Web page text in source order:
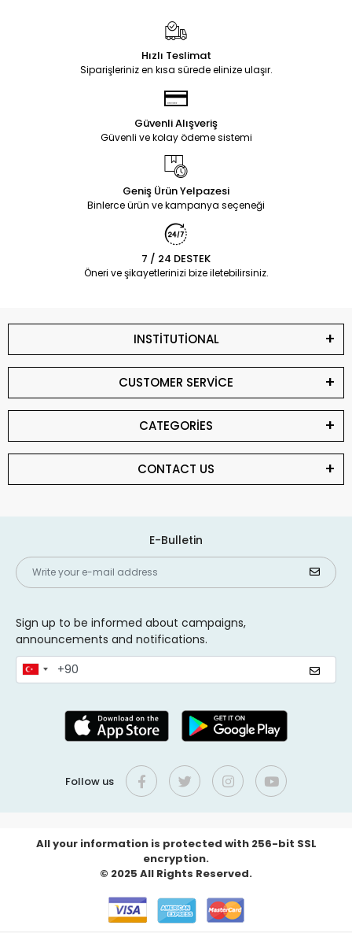
Hızlı Teslimat
Siparişleriniz en kısa sürede elinize ulaşır.
Güvenli Alışveriş
Güvenli ve kolay ödeme sistemi
Geniş Ürün Yelpazesi
Binlerce ürün ve kampanya seçeneği
7 / 24 DESTEK
Öneri ve şikayetlerinizi bize iletebilirsiniz.
INSTİTUTİONAL
CUSTOMER SERVİCE
CATEGORİES
CONTACT US
E-Bulletin
Sign up to be informed about campaigns,
announcements and notifications.
Follow us
All your information is protected with 256-bit SSL
encryption.
© 2025 All Rights Reserved.